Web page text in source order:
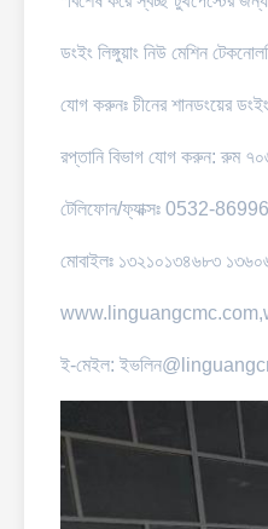
ডংইং লিঙ্গুয়াং নিউ মেশিন
যোগ করুনঃ চীনের শানডংয়ের ডংইং
রপ্তানি বিভাগ যোগ করুন: রুম ৭০৬,
টেলিফোন/ফ্যাক্সঃ 0532-
মোবাইলঃ ১৩২১০১৩৪৬৮৩
www.linguangcmc.com,
ই-মেইল: